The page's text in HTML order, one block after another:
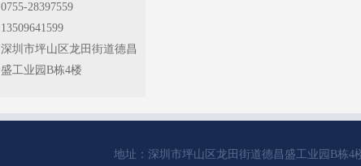
0755-28397559
13509641599
深圳市坪山区龙田街道德昌
盛工业园B栋4楼
地址：深圳市坪山区龙田街道德昌盛工业园B